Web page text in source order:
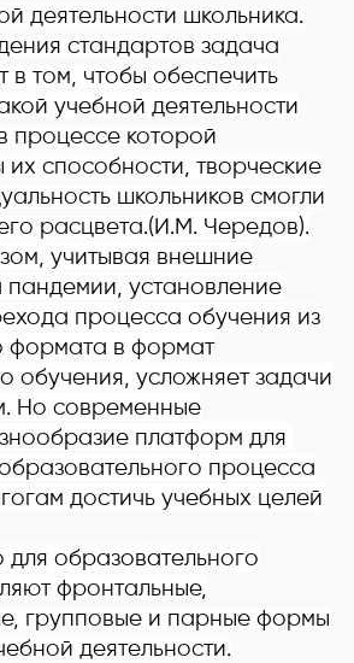
деятельности школьника.
стандартов задача
в том, чтобы обеспечить
учебной деятельности
процессе которой
их способности, творческие
школьников смогли
расцвета.(И.М. Чередов).
учитывая внешние
пандемии, установление
процесса обучения из
формата в формат
обучения, усложняет задачи
Но современные
платформ для
процесса
достичь учебных целей
образовательного
фронтальные,
групповые и парные формы
деятельности.